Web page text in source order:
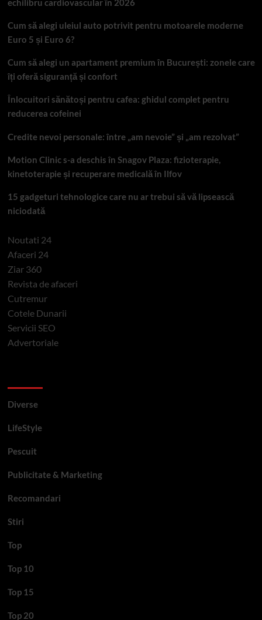
echilibru cardiovascular în 2026
Cum să alegi uleiul auto potrivit pentru motoarele moderne
Euro 5 și Euro 6?
Cum să alegi un apartament premium în București: zonele care
îți oferă siguranță și confort
Înlocuitori sănătoși pentru cafea: ghidul complet pentru
reducerea cofeinei
Credite nevoi personale: între „am nevoie” și „am rezolvat”
Motion Clinic s-a deschis în Snagov Plaza: fizioterapie,
kinetoterapie și recuperare medicală în Ilfov
15 gadgeturi tehnologice care nu ar trebui să vă lipsească
niciodată
Noutati 24
Afaceri 24
Ziar 360
Revista de afaceri
Cutremur
Cotele Dunarii
Servicii SEO
Advertoriale
Diverse
LifeStyle
Pescuit
Publicitate & Marketing
Recomandari
Stiri
Top
Top 10
Top 15
Top 20